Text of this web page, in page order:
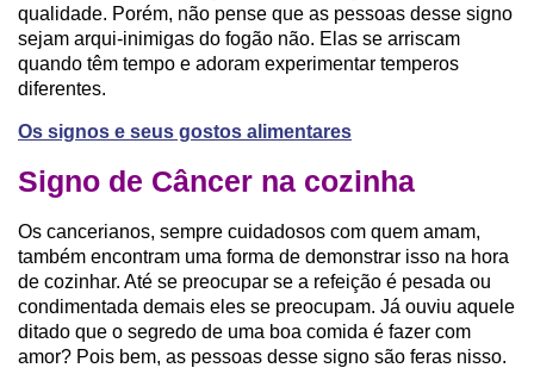
qualidade. Porém, não pense que as pessoas desse signo
sejam arqui-inimigas do fogão não. Elas se arriscam
quando têm tempo e adoram experimentar temperos
diferentes.
Os signos e seus gostos alimentares
Signo de Câncer na cozinha
Os cancerianos, sempre cuidadosos com quem amam,
também encontram uma forma de demonstrar isso na hora
de cozinhar. Até se preocupar se a refeição é pesada ou
condimentada demais eles se preocupam. Já ouviu aquele
ditado que o segredo de uma boa comida é fazer com
amor? Pois bem, as pessoas desse signo são feras nisso.